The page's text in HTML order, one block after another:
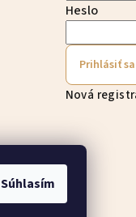
Súhlasím
Heslo
Prihlásiť sa
Nová